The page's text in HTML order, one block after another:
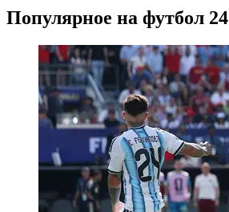
Популярное на футбол 24